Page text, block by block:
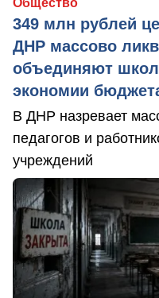
349 млн рублей
ДНР массово
объединяют
экономии
В ДНР назревает
педагогов и
учреждений